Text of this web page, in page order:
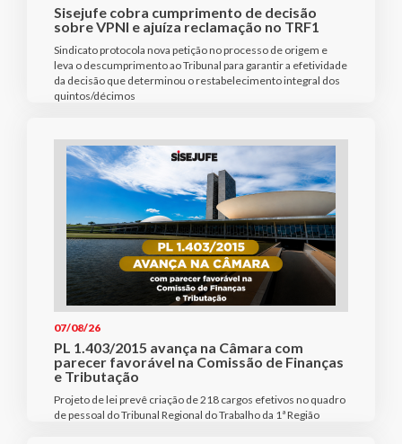
Sisejufe cobra cumprimento de decisão
sobre VPNI e ajuíza reclamação no TRF1
Sindicato protocola nova petição no processo de origem e
leva o descumprimento ao Tribunal para garantir a efetividade
da decisão que determinou o restabelecimento integral dos
quintos/décimos
07/08/26
PL 1.403/2015 avança na Câmara com
parecer favorável na Comissão de Finanças
e Tributação
Projeto de lei prevê criação de 218 cargos efetivos no quadro
de pessoal do Tribunal Regional do Trabalho da 1ª Região